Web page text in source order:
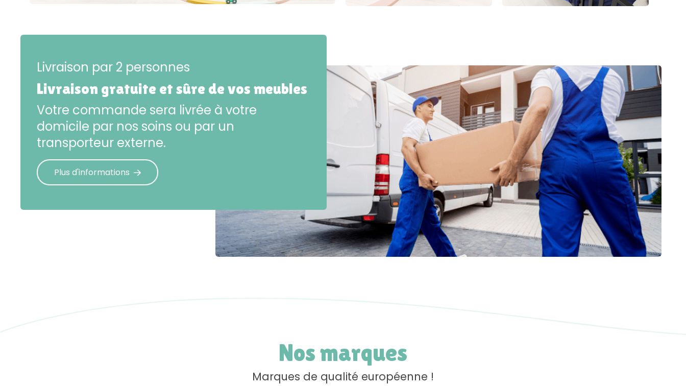
Livraison par 2 personnes
Livraison gratuite et sûre de vos meubles
Votre commande sera livrée à votre
domicile par nos soins ou par un
transporteur externe.
Plus d'informations
Nos marques
Marques de qualité européenne !